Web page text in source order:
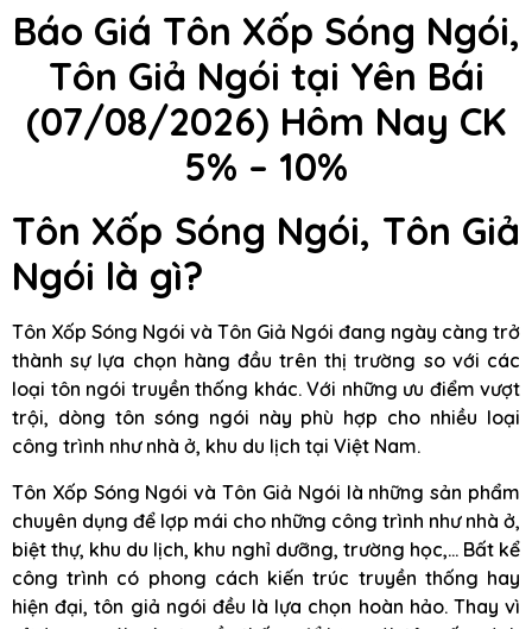
Báo Giá Tôn Xốp Sóng Ngói,
Tôn Giả Ngói tại Yên Bái
(07/08/2026) Hôm Nay CK
5% – 10%
Tôn Xốp Sóng Ngói, Tôn Giả
Ngói là gì?
Tôn Xốp Sóng Ngói và Tôn Giả Ngói đang ngày càng trở
thành sự lựa chọn hàng đầu trên thị trường so với các
loại tôn ngói truyền thống khác. Với những ưu điểm vượt
trội, dòng tôn sóng ngói này phù hợp cho nhiều loại
công trình như nhà ở, khu du lịch tại Việt Nam.
Tôn Xốp Sóng Ngói và Tôn Giả Ngói là những sản phẩm
chuyên dụng để lợp mái cho những công trình như nhà ở,
biệt thự, khu du lịch, khu nghỉ dưỡng, trường học,… Bất kể
công trình có phong cách kiến trúc truyền thống hay
hiện đại, tôn giả ngói đều là lựa chọn hoàn hảo. Thay vì